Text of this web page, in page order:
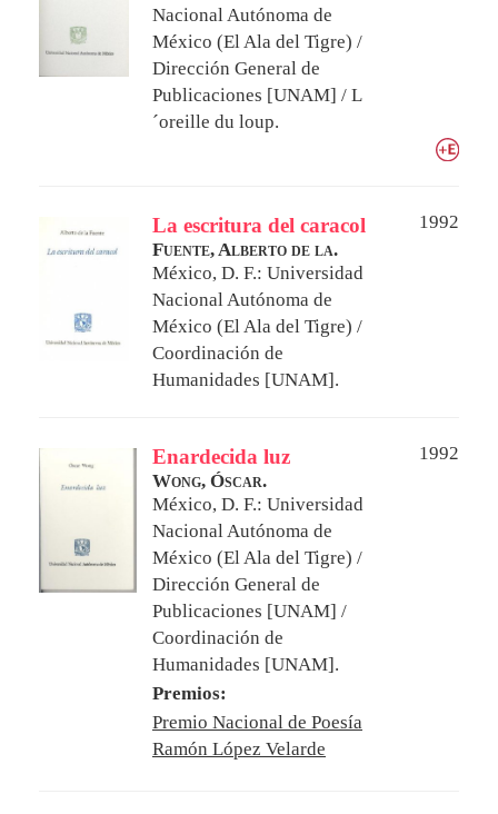
Nacional Autónoma de
México (El Ala del Tigre) /
Dirección General de
Publicaciones [UNAM] / L
´oreille du loup.
La escritura del caracol
1992
Fuente, Alberto de la.
México, D. F.: Universidad
Nacional Autónoma de
México (El Ala del Tigre) /
Coordinación de
Humanidades [UNAM].
Enardecida luz
1992
Wong, Óscar.
México, D. F.: Universidad
Nacional Autónoma de
México (El Ala del Tigre) /
Dirección General de
Publicaciones [UNAM] /
Coordinación de
Humanidades [UNAM].
Premios:
Premio Nacional de Poesía
Ramón López Velarde